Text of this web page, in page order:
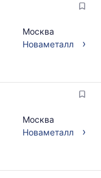
Москва
Новаметалл
›
Москва
Новаметалл
›